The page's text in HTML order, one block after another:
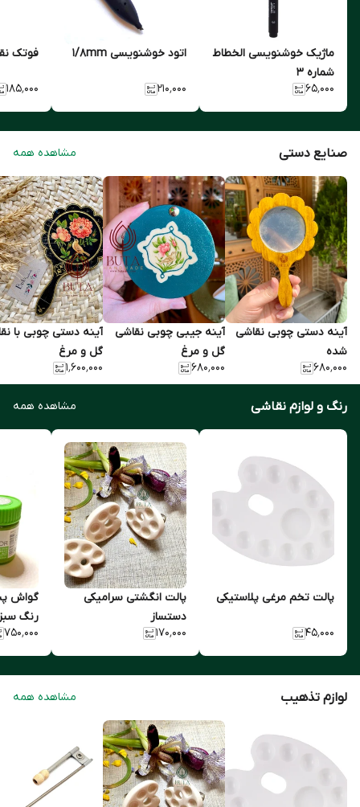
ماژیک خوشنویسی الخطاط
شماره 3
۶۵٬۰۰۰
اتود خوشنویسی ۱/۸mm
۲۱۰٬۰۰۰
فوتک
۱۸۵٬۰۰۰
صنایع دستی مشاهده همه
آینه دستی چوبی نقاشی
شده
۶۸۰٬۰۰۰
آینه جیبی چوبی نقاشی
گل و مرغ
۶۸۰٬۰۰۰
آینه دستی چوبی با
گل و مرغ
۱٬۶۰۰٬۰۰۰
رنگ و لوازم نقاشی مشاهده همه
پالت تخم مرغی پلاستیکی
۴۵٬۰۰۰
پالت انگشتی سرامیکی
دستساز
۱۷۰٬۰۰۰
گواش
رنگ
۷۵۰٬۰۰۰
لوازم تذهیب مشاهده همه